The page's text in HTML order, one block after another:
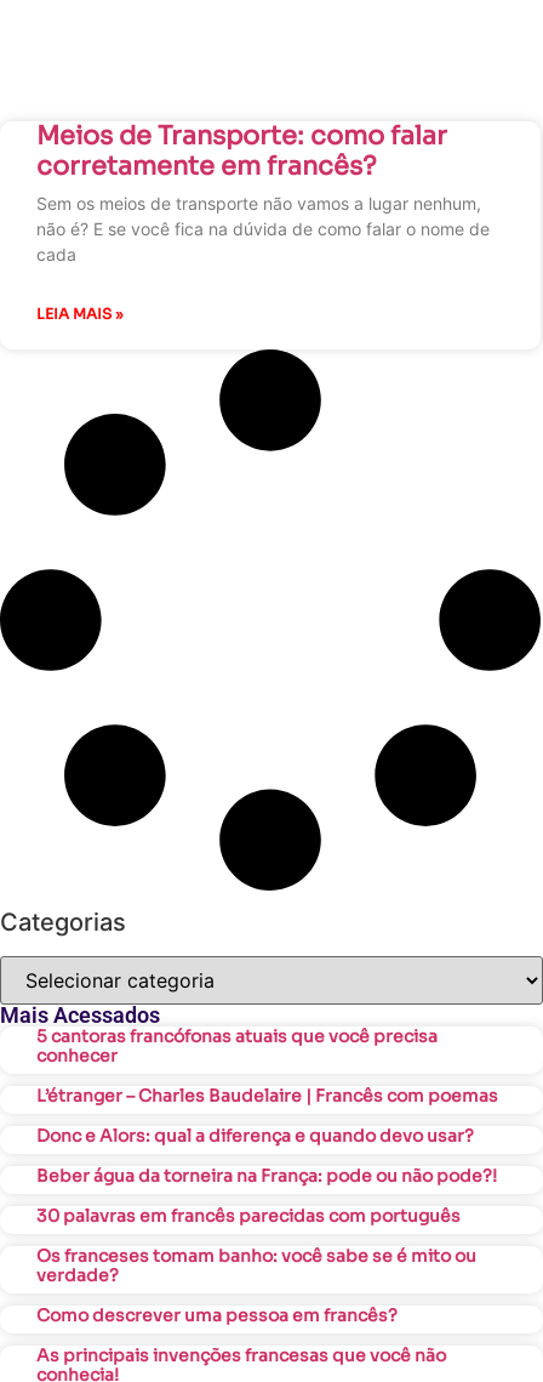
Meios de Transporte: como falar
corretamente em francês?
Sem os meios de transporte não vamos a lugar nenhum,
não é? E se você fica na dúvida de como falar o nome de
cada
LEIA MAIS »
Categorias
Mais Acessados
5 cantoras francófonas atuais que você precisa
conhecer
L’étranger – Charles Baudelaire | Francês com poemas
Donc e Alors: qual a diferença e quando devo usar?
Beber água da torneira na França: pode ou não pode?!
30 palavras em francês parecidas com português
Os franceses tomam banho: você sabe se é mito ou
verdade?
Como descrever uma pessoa em francês?
As principais invenções francesas que você não
conhecia!